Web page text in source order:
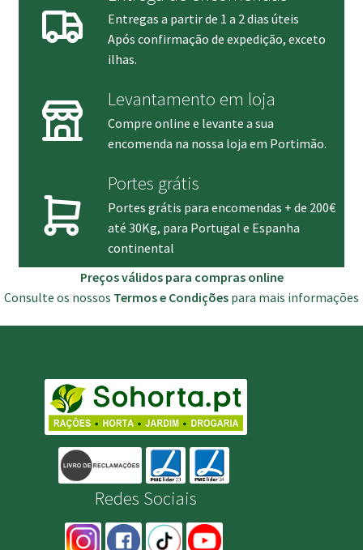
Entregas a partir de 1 a 2 dias úteis
Após confirmação de expedição, exceto
ilhas.
Levantamento em loja
Compre online e levante a sua
encomenda na nossa loja em Portimão.
Portes grátis
Portes grátis para encomendas + de 200€
até 30Kg, para Portugal e Espanha
continental
Preços válidos para compras online
Consulte os nossos Termos e Condições para mais informações
Redes Sociais